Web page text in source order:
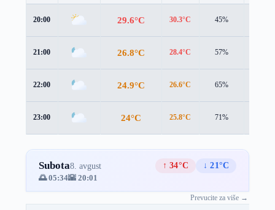
20:00 29.6°C 30.3°C 45%
21:00 26.8°C 28.4°C 57%
22:00 24.9°C 26.6°C 65%
23:00 24°C 25.8°C 71%
Subota8. avgust ↑ 34°C
↓ 21°C
🌅 05:34🌇 20:01
Prevucite za više →